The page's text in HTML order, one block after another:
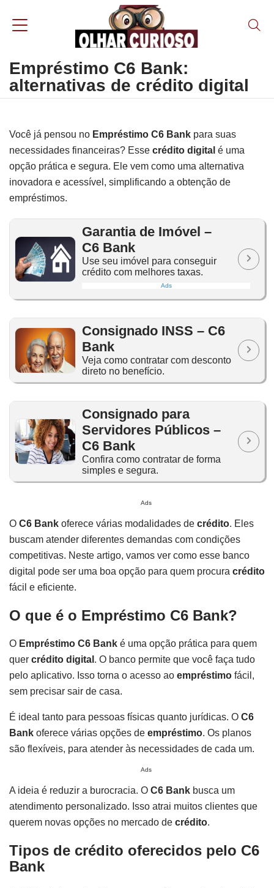
Empréstimo C6 Bank:
alternativas de crédito digital
Você já pensou no Empréstimo C6 Bank para suas
necessidades financeiras? Esse crédito digital é uma
opção prática e segura. Ele vem como uma alternativa
inovadora e acessível, simplificando a obtenção de
empréstimos.
Garantia de Imóvel –
C6 Bank
Use seu imóvel para conseguir
crédito com melhores taxas.
Ads
Consignado INSS – C6
Bank
Veja como contratar com desconto
direto no benefício.
Consignado para
Servidores Públicos –
C6 Bank
Confira como contratar de forma
simples e segura.
Ads
O C6 Bank oferece várias modalidades de crédito. Eles
buscam atender diferentes demandas com condições
competitivas. Neste artigo, vamos ver como esse banco
digital pode ser uma boa opção para quem procura crédito
fácil e eficiente.
O que é o Empréstimo C6 Bank?
O Empréstimo C6 Bank é uma opção prática para quem
quer crédito digital . O banco permite que você faça tudo
pelo aplicativo. Isso torna o acesso ao empréstimo fácil,
sem precisar sair de casa.
É ideal tanto para pessoas físicas quanto jurídicas. O C6
Bank oferece várias opções de empréstimo. Os planos
são flexíveis, para atender às necessidades de cada um.
Ads
A ideia é reduzir a burocracia. O C6 Bank busca um
atendimento personalizado. Isso atrai muitos clientes que
querem novas opções no mercado de crédito.
Tipos de crédito oferecidos pelo C6
Bank